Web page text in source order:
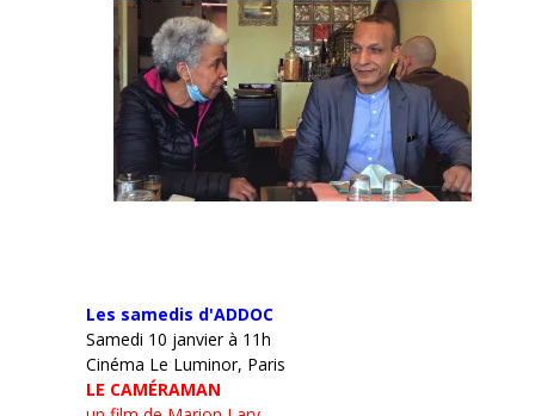
Les samedis d'ADDOC
Samedi 10 janvier à 11h
Cinéma Le Luminor, Paris
LE CAMÉRAMAN